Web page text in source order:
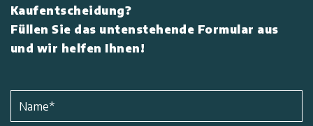
Kaufentscheidung?
Füllen Sie das untenstehende Formular aus
und wir helfen Ihnen!
Name*